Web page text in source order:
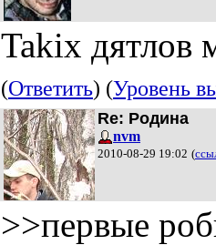
под дружное
Родина
Епта, ЧТО за
ТОЖЕ
Takix дятлов
(Ответить) (Уровень
Re: Родина
nvm
2010-08-29 19:02 (
>>первые